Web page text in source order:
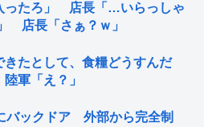
ったろ」 店長「…いらっしゃ
店長「さぁ？ｗ」
たとして、食糧どうすんだ
軍「え？」
バックドア 外部から完全制